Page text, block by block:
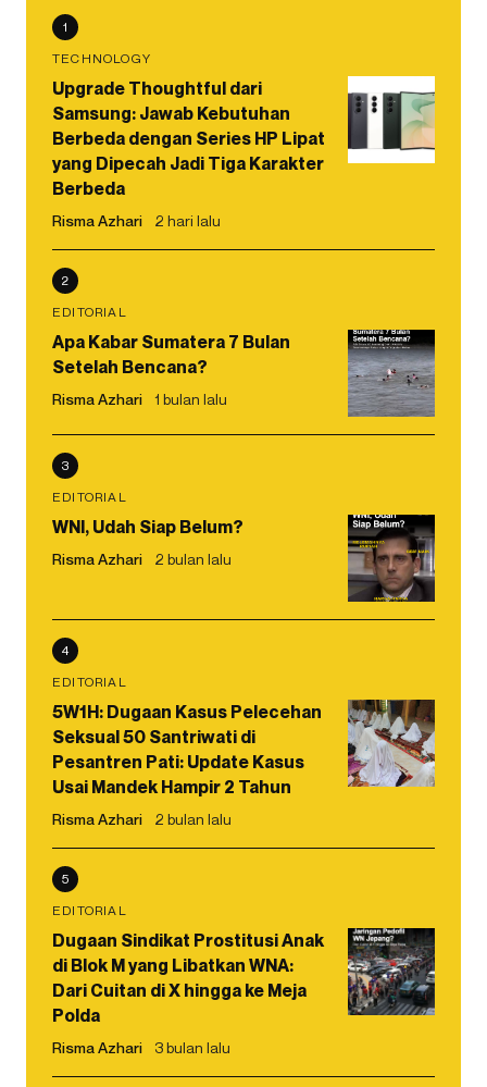
1
TECHNOLOGY
Upgrade Thoughtful dari
Samsung: Jawab Kebutuhan
Berbeda dengan Series HP Lipat
yang Dipecah Jadi Tiga Karakter
Berbeda
Risma Azhari 2 hari lalu
2
EDITORIAL
Apa Kabar Sumatera 7 Bulan
Setelah Bencana?
Risma Azhari 1 bulan lalu
3
EDITORIAL
WNI, Udah Siap Belum?
Risma Azhari 2 bulan lalu
4
EDITORIAL
5W1H: Dugaan Kasus Pelecehan
Seksual 50 Santriwati di
Pesantren Pati: Update Kasus
Usai Mandek Hampir 2 Tahun
Risma Azhari 2 bulan lalu
5
EDITORIAL
Dugaan Sindikat Prostitusi Anak
di Blok M yang Libatkan WNA:
Dari Cuitan di X hingga ke Meja
Polda
Risma Azhari 3 bulan lalu